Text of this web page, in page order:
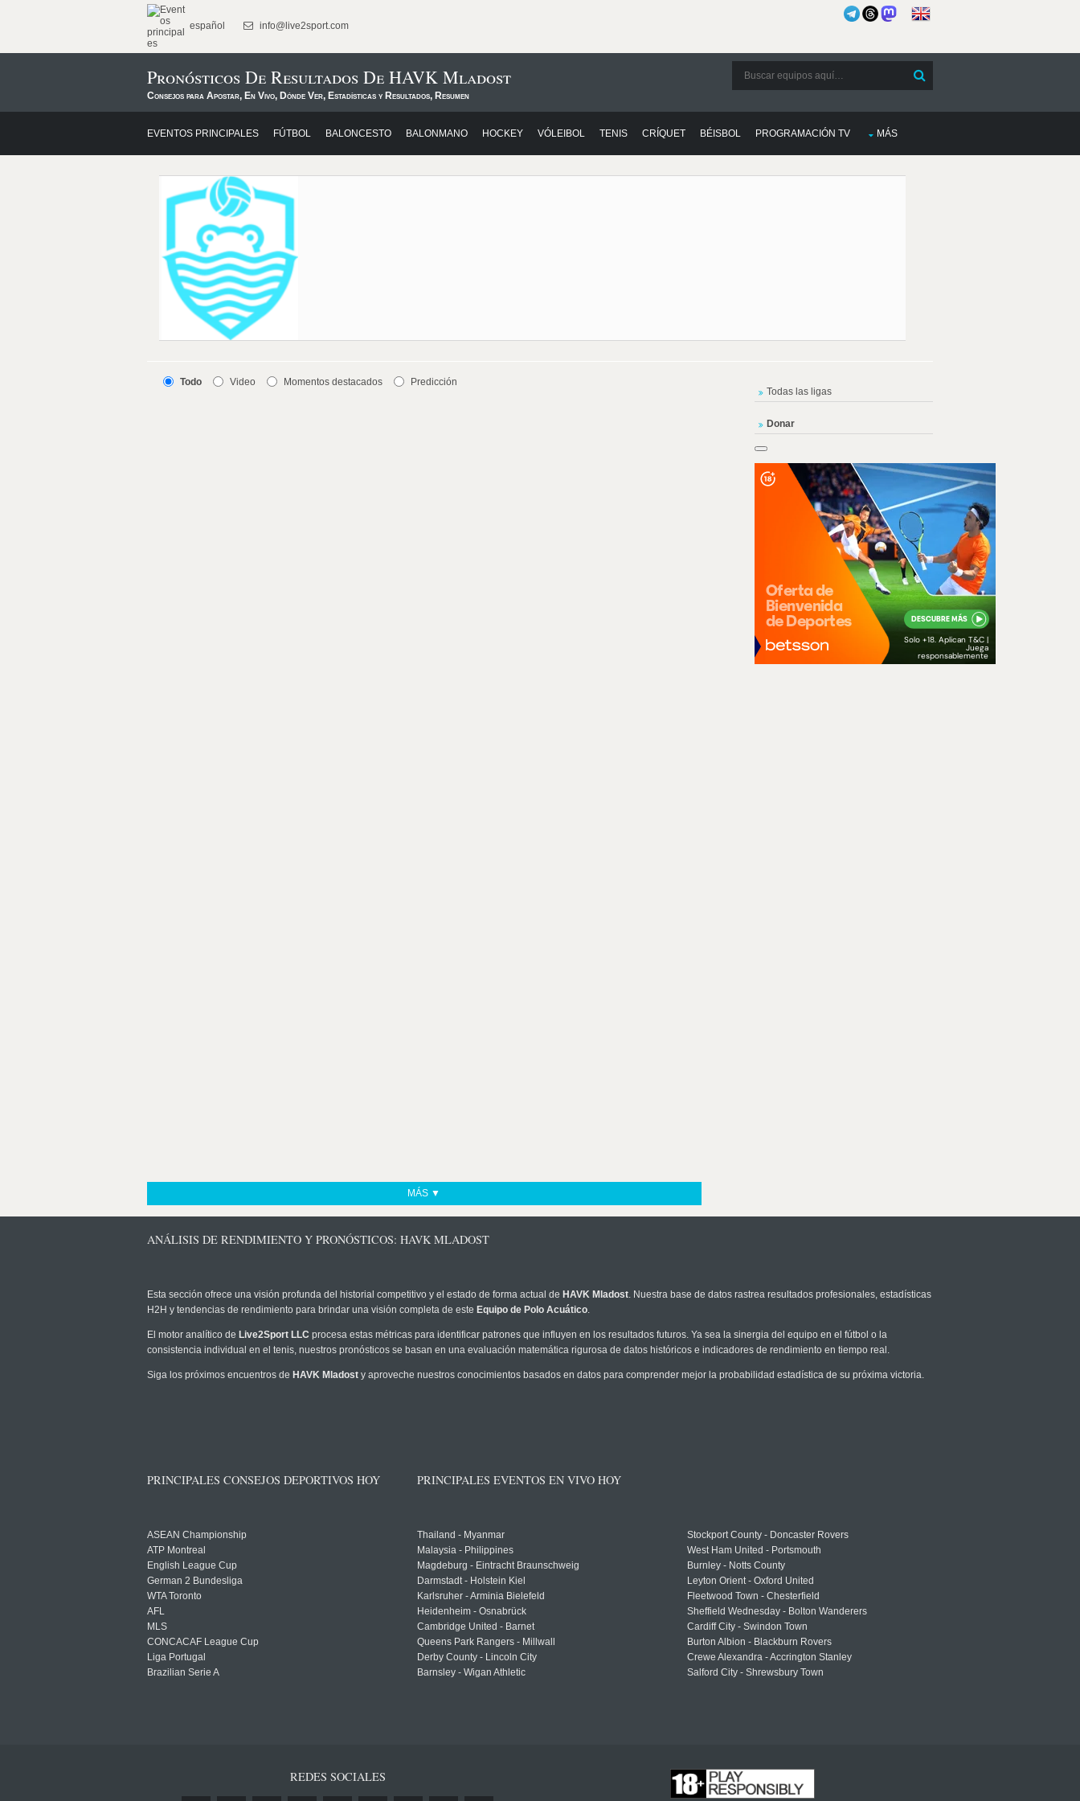
español info@live2sport.com
Pronósticos De Resultados De HAVK Mladost
Consejos para Apostar, En Vivo, Dónde Ver, Estadísticas y Resultados, Resumen
EVENTOS PRINCIPALES FÚTBOL BALONCESTO BALONMANO HOCKEY VÓLEIBOL TENIS CRÍQUET BÉISBOL PROGRAMACIÓN TV MÁS
Todo Video Momentos destacados Predicción
MÁS ▼
Todas las ligas
Donar
ANÁLISIS DE RENDIMIENTO Y PRONÓSTICOS: HAVK MLADOST
Esta sección ofrece una visión profunda del historial competitivo y el estado de forma actual de HAVK Mladost. Nuestra base de datos rastrea resultados profesionales, estadísticas
H2H y tendencias de rendimiento para brindar una visión completa de este Equipo de Polo Acuático.
El motor analítico de Live2Sport LLC procesa estas métricas para identificar patrones que influyen en los resultados futuros. Ya sea la sinergia del equipo en el fútbol o la
consistencia individual en el tenis, nuestros pronósticos se basan en una evaluación matemática rigurosa de datos históricos e indicadores de rendimiento en tiempo real.
Siga los próximos encuentros de HAVK Mladost y aproveche nuestros conocimientos basados en datos para comprender mejor la probabilidad estadística de su próxima victoria.
PRINCIPALES CONSEJOS DEPORTIVOS HOY
ASEAN Championship
ATP Montreal
English League Cup
German 2 Bundesliga
WTA Toronto
AFL
MLS
CONCACAF League Cup
Liga Portugal
Brazilian Serie A
PRINCIPALES EVENTOS EN VIVO HOY
Thailand - Myanmar
Malaysia - Philippines
Magdeburg - Eintracht Braunschweig
Darmstadt - Holstein Kiel
Karlsruher - Arminia Bielefeld
Heidenheim - Osnabrück
Cambridge United - Barnet
Queens Park Rangers - Millwall
Derby County - Lincoln City
Barnsley - Wigan Athletic
Stockport County - Doncaster Rovers
West Ham United - Portsmouth
Burnley - Notts County
Leyton Orient - Oxford United
Fleetwood Town - Chesterfield
Sheffield Wednesday - Bolton Wanderers
Cardiff City - Swindon Town
Burton Albion - Blackburn Rovers
Crewe Alexandra - Accrington Stanley
Salford City - Shrewsbury Town
REDES SOCIALES